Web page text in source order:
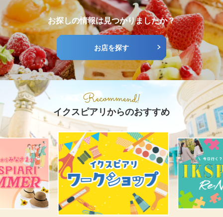
お探しの情報は見つかりましたか？
お店を探す
イクスピアリからのおすすめ